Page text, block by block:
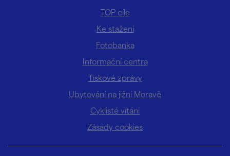
TOP cíle
Ke stažení
Fotobanka
Informační centra
Tiskové zprávy
Ubytování na jižní Moravě
Cyklisté vítáni
Zásady cookies